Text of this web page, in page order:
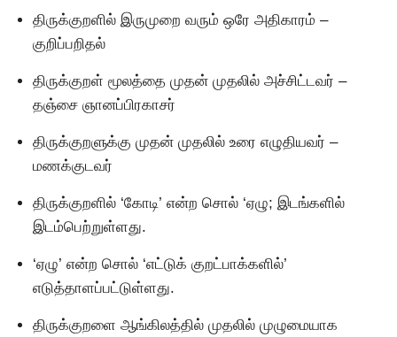
திருக்குறளில் இருமுறை வரும் ஒரே அதிகாரம் –
குறிப்பறிதல்
திருக்குறள் மூலத்தை முதன் முதலில் அச்சிட்டவர் –
தஞ்சை ஞானப்பிரகாசர்
திருக்குறளுக்கு முதன் முதலில் உரை எழுதியவர் –
மணக்குடவர்
திருக்குறளில் ‘கோடி’ என்ற சொல் ‘ஏழு; இடங்களில்
இடம்பெற்றுள்ளது.
‘ஏழு’ என்ற சொல் ‘எட்டுக் குறட்பாக்களில்’
எடுத்தாளப்பட்டுள்ளது.
திருக்குறளை ஆங்கிலத்தில் முதலில் முழுமையாக